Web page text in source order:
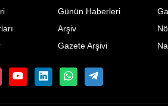
Günün Haberleri
Arşiv
Gazete Arşivi